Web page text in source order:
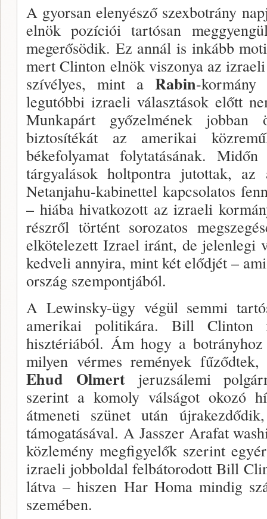
A gyorsan elenyésző szexbotrány
elnök pozí­ciói tartósan
megerősödik. Ez annál is inkább
mert Clinton elnök viszonya az
szívélyes, mint aRabin-
legutóbbi izraeli választások előtt
Munkapárt győ­zelmének
biztosítékát az amerikai
békefolyamat foly­tatásának.
tárgyalások holtpontra jutottak,
Netanjahu-kabinettel kapcsolatos
– hiába hivatkozott az iz­raeli
részről történt sorozatos
elkötelezett Izrael iránt, de jelenlegi
kedveli annyira, mint két előd­jét –
or­szág szempontjából.
A Lewinsky-ügy végül semmi
amerikai politiká­ra. Bill Clinton
hisztériából. Ám hogy a
milyen vérmes remények
Ehud Olmert jeruzsálemi
szerint a komoly válságot okozó
átmeneti szünet után
támo­gatásával. A Jasszer Arafat
közlemény megfi­gyelők szerint
izraeli jobboldal felbátorodott Bill
lát­va – hiszen Har Homa mindig
szemében.